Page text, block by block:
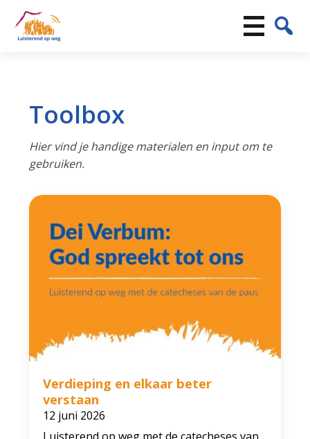
Toolbox
Hier vind je handige materialen en input om te
gebruiken.
Verdieping en elkaar beter
verstaan
12 juni 2026